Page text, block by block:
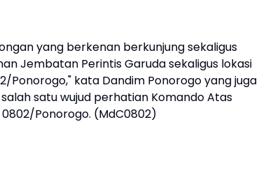
yang berkenan berkunjung sekaligus
Jembatan Perintis Garuda sekaligus lokasi
Ponorogo," kata Dandim Ponorogo yang juga
satu wujud perhatian Komando Atas
Ponorogo. (MdC0802)